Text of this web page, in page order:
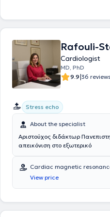
Rafouli-
Cardiologist
MD, PhD
9.9|36 reviews
Stress echo
About the specialist
Αριστούχος διδάκτωρ
απεικόνιση στο εξωτερικό
Cardiac magnetic
View price